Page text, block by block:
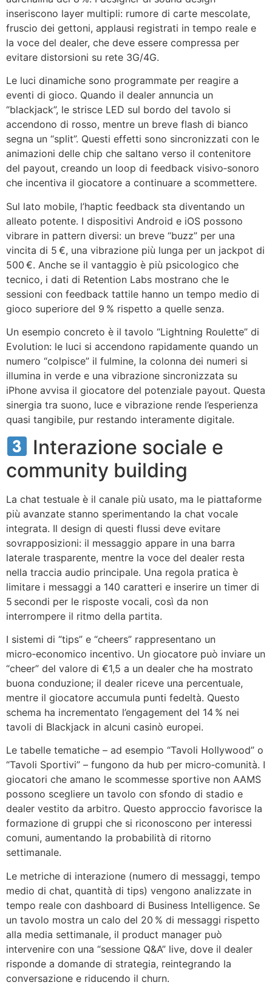
inseriscono layer multipli: rumore di carte mescolate,
fruscio dei gettoni, applausi registrati in tempo reale e
la voce del dealer, che deve essere compressa per
evitare distorsioni su rete 3G/4G.
Le luci dinamiche sono programmate per reagire a
eventi di gioco. Quando il dealer annuncia un
“blackjack”, le strisce LED sul bordo del tavolo si
accendono di rosso, mentre un breve flash di bianco
segna un “split”. Questi effetti sono sincronizzati con le
animazioni delle chip che saltano verso il contenitore
del payout, creando un loop di feedback visivo‑sonoro
che incentiva il giocatore a continuare a scommettere.
Sul lato mobile, l’haptic feedback sta diventando un
alleato potente. I dispositivi Android e iOS possono
vibrare in pattern diversi: un breve “buzz” per una
vincita di 5 €, una vibrazione più lunga per un jackpot di
500 €. Anche se il vantaggio è più psicologico che
tecnico, i dati di Retention Labs mostrano che le
sessioni con feedback tattile hanno un tempo medio di
gioco superiore del 9 % rispetto a quelle senza.
Un esempio concreto è il tavolo “Lightning Roulette” di
Evolution: le luci si accendono rapidamente quando un
numero “colpisce” il fulmine, la colonna dei numeri si
illumina in verde e una vibrazione sincronizzata su
iPhone avvisa il giocatore del potenziale payout. Questa
sinergia tra suono, luce e vibrazione rende l’esperienza
quasi tangibile, pur restando interamente digitale.
Interazione sociale e
community building
La chat testuale è il canale più usato, ma le piattaforme
più avanzate stanno sperimentando la chat vocale
integrata. Il design di questi flussi deve evitare
sovrapposizioni: il messaggio appare in una barra
laterale trasparente, mentre la voce del dealer resta
nella traccia audio principale. Una regola pratica è
limitare i messaggi a 140 caratteri e inserire un timer di
5 secondi per le risposte vocali, così da non
interrompere il ritmo della partita.
I sistemi di “tips” e “cheers” rappresentano un
micro‑economico incentivo. Un giocatore può inviare un
“cheer” del valore di €1,5 a un dealer che ha mostrato
buona conduzione; il dealer riceve una percentuale,
mentre il giocatore accumula punti fedeltà. Questo
schema ha incrementato l’engagement del 14 % nei
tavoli di Blackjack in alcuni casinò europei.
Le tabelle tematiche – ad esempio “Tavoli Hollywood” o
“Tavoli Sportivi” – fungono da hub per micro‑comunità. I
giocatori che amano le scommesse sportive non AAMS
possono scegliere un tavolo con sfondo di stadio e
dealer vestito da arbitro. Questo approccio favorisce la
formazione di gruppi che si riconoscono per interessi
comuni, aumentando la probabilità di ritorno
settimanale.
Le metriche di interazione (numero di messaggi, tempo
medio di chat, quantità di tips) vengono analizzate in
tempo reale con dashboard di Business Intelligence. Se
un tavolo mostra un calo del 20 % di messaggi rispetto
alla media settimanale, il product manager può
intervenire con una “sessione Q&A” live, dove il dealer
risponde a domande di strategia, reintegrando la
conversazione e riducendo il churn.